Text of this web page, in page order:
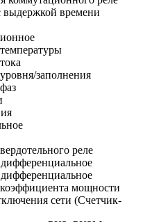
выдержкой времени
заполнения
реле
мощности
сети (Счетчик-